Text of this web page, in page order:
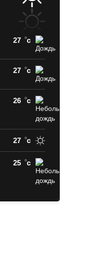
27 c
27 c
26 c
27 c
25 c